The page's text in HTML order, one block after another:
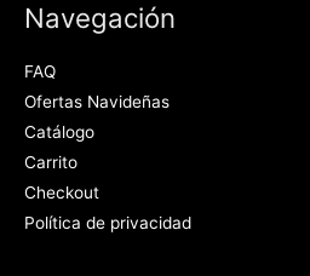
Navegación
FAQ
Ofertas Navideñas
Catálogo
Carrito
Checkout
Política de privacidad